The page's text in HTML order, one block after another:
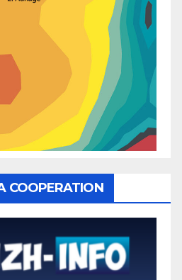
COOPERATION